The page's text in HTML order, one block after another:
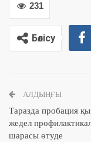
231
Бөлісу
АЛДЫҢҒЫ
Таразда пробация
жедел
шарасы өтуде